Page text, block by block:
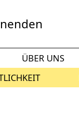
ÜBER UNS